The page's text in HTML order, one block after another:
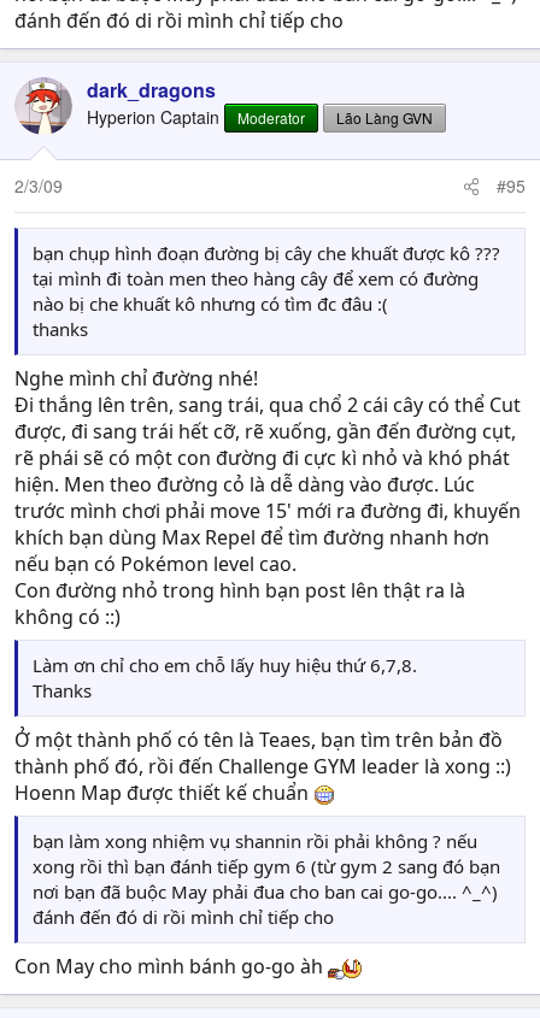
đánh đến đó di rồi mình chỉ tiếp cho
dark_dragons
Hyperion Captain Moderator Lão Làng GVN
2/3/09 #95
bạn chụp hình đoạn đường bị cây che khuất được kô ???
tại mình đi toàn men theo hàng cây để xem có đường
nào bị che khuất kô nhưng có tìm đc đâu :(
thanks
Nghe mình chỉ đường nhé!
Đi thắng lên trên, sang trái, qua chổ 2 cái cây có thể Cut
được, đi sang trái hết cỡ, rẽ xuống, gần đến đường cụt,
rẽ phái sẽ có một con đường đi cực kì nhỏ và khó phát
hiện. Men theo đường cỏ là dễ dàng vào được. Lúc
trước mình chơi phải move 15' mới ra đường đi, khuyến
khích bạn dùng Max Repel để tìm đường nhanh hơn
nếu bạn có Pokémon level cao.
Con đường nhỏ trong hình bạn post lên thật ra là
không có ::)
Làm ơn chỉ cho em chỗ lấy huy hiệu thứ 6,7,8.
Thanks
Ở một thành phố có tên là Teaes, bạn tìm trên bản đồ
thành phố đó, rồi đến Challenge GYM leader là xong ::)
Hoenn Map được thiết kế chuẩn
bạn làm xong nhiệm vụ shannin rồi phải không ? nếu
xong rồi thì bạn đánh tiếp gym 6 (từ gym 2 sang đó bạn
nơi bạn đã buộc May phải đua cho ban cai go-go.... ^_^)
đánh đến đó di rồi mình chỉ tiếp cho
Con May cho mình bánh go-go àh